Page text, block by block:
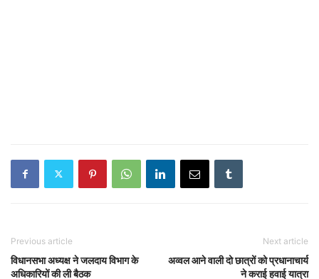
Previous article
विधानसभा अध्यक्ष ने जलदाय विभाग के
अधिकारियों की ली बैठक
Next article
अव्वल आने वाली दो छात्रों को प्रधानाचार्य
ने कराई हवाई यात्रा